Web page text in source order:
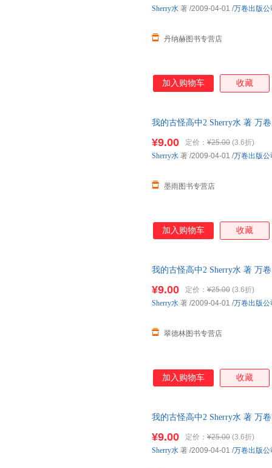
丹纳赫图书专营店
Sherry水 著 /2009-04-01 /万卷出版公
加入购物车 收藏
我的古怪高中2 Sherry水 著 万
¥9.00 定价： ¥25.00 (3.6折)
墨雨图书专营店
Sherry水 著 /2009-04-01 /万卷出版公
加入购物车 收藏
我的古怪高中2 Sherry水 著 万
¥9.00 定价： ¥25.00 (3.6折)
翠德林图书专营店
Sherry水 著 /2009-04-01 /万卷出版公
加入购物车 收藏
我的古怪高中2 Sherry水 著 万
¥9.00 定价： ¥25.00 (3.6折)
Sherry水 著 /2009-04-01 /万卷出版公